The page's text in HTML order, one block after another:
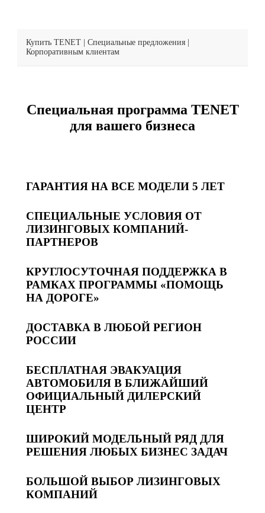
Купить TENET Специальные предложения
Корпоративным клиентам
Специальная программа TENET
для вашего бизнеса
ГАРАНТИЯ НА ВСЕ МОДЕЛИ 5 ЛЕТ
СПЕЦИАЛЬНЫЕ УСЛОВИЯ ОТ
ЛИЗИНГОВЫХ КОМПАНИЙ-
ПАРТНЕРОВ
КРУГЛОСУТОЧНАЯ ПОДДЕРЖКА В
РАМКАХ ПРОГРАММЫ «ПОМОЩЬ
НА ДОРОГЕ»
ДОСТАВКА В ЛЮБОЙ РЕГИОН
РОССИИ
БЕСПЛАТНАЯ ЭВАКУАЦИЯ
АВТОМОБИЛЯ В БЛИЖАЙШИЙ
ОФИЦИАЛЬНЫЙ ДИЛЕРСКИЙ
ЦЕНТР
ШИРОКИЙ МОДЕЛЬНЫЙ РЯД ДЛЯ
РЕШЕНИЯ ЛЮБЫХ БИЗНЕС ЗАДАЧ
БОЛЬШОЙ ВЫБОР ЛИЗИНГОВЫХ
КОМПАНИЙ